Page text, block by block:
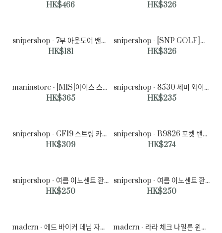
jogunshop - JOGUNSHOP - 텔리커 코튼 카고 조거 팬츠
S~2XL(28~36)♡韓國男裝褲子
HK$466
HK$326
snipershop - 7부 아웃도어 밴딩 아이스 팬츠♡韓國男裝褲子
HK$181
snipershop - [SNP GOLF]루센 카라 라인 골프 반팔 카라티♡韓國男裝上衣
HK$326
maninstore - [MIS]아이스 스티치 스트링 바람막이♡韓國男裝外套
HK$365
snipershop - 8530 세미 와이드 코튼 팬츠♡韓國男裝褲子
HK$235
snipershop - GF19 스트링 카고 7부 팬츠♡韓國男裝褲子
HK$309
snipershop - B9826 포켓 밴딩 반바지♡韓國男裝褲子
HK$274
snipershop - 여름 이노센트 환절기 바람막이♡韓國男裝外套
HK$250
snipershop - 여름 이노센트 환절기 바람막이♡韓國男裝外套
HK$250
madern - 에드 바이커 데님 자켓 (2color)♡韓國男裝外套
madern - 라라 체크 나일론 윈드브레이커 (3color)♡韓國男裝外套